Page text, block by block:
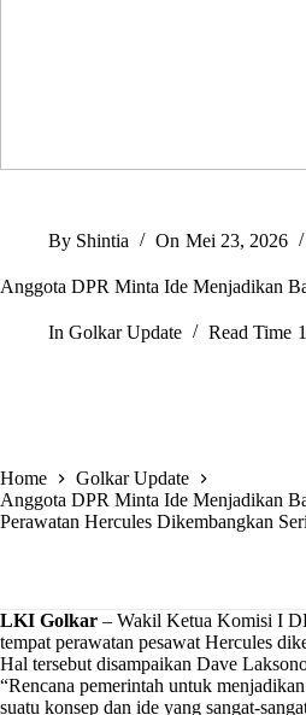
By Shintia On Mei 23, 2026
Anggota DPR Minta Ide Menjadikan
In Golkar Update Read Time
Home
Golkar Update
Anggota DPR Minta Ide Menjadikan
Perawatan Hercules Dikembangkan
LKI Golkar – Wakil Ketua Komisi I
tempatperawatan pesawat Hercules
Hal tersebut disampaikan Dave
“Rencana pemerintah untuk
suatu konsep dan ide yang sangat-